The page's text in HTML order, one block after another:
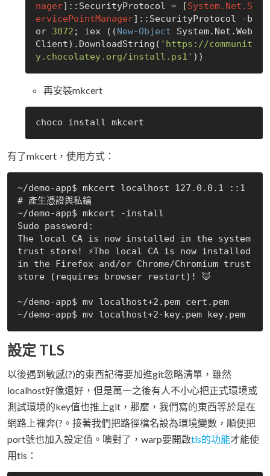
nager]::SecurityProtocol = [System.Net.S
ervicePointManager]::SecurityProtocol
-b
or 3072 ; iex (( New-Object System.Net.Web
Client).DownloadString( 'https://communit
y.chocolatey.org/install.ps1'
再安裝mkcert
有了mkcert，使用方式：
~/demo-app$ mkcert localhost 127.0.0.1 ::1
# 產生憑證與私鑰
~/demo-app$ mkcert -install
Sudo password:
The local CA is now installed in the system
trust store! ⚡The local CA is now installed
in the Firefox and/or Chrome/Chromium trust
store (requires browser restart)! 🦊
~/demo-app$ mv localhost+2.pem cert.pem
~/demo-app$ mv localhost+2-key.pem key.pem
設定 TLS
以後遇到敏感(?)的東西記得要加進git忽略清單，雖然
localhost好像還好，但是萬一之後有人不小心把正式環境或
測試環境的key值也推上git，那麼，我們寫的東西等於是在
網路上裸奔(?。接著我們把路徑檔名設為環境變數，順便把
port號也加入設定值。噢對了，warp要開啟tls的功能才能使
用tls：